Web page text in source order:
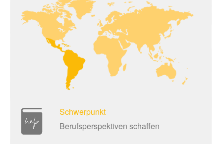
Schwerpunkt
Berufsperspektiven schaffen